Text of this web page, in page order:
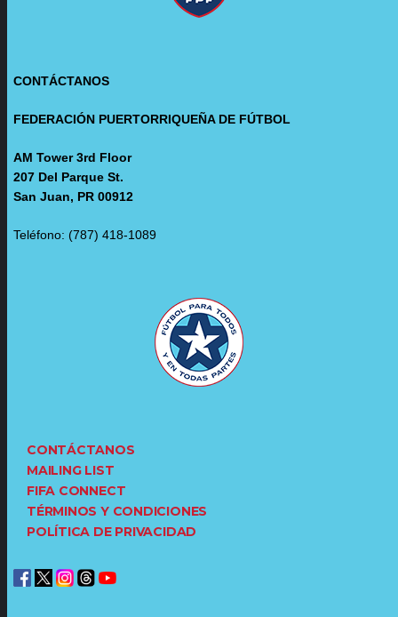
CONTÁCTANOS
FEDERACIÓN PUERTORRIQUEÑA DE FÚTBOL
AM Tower 3rd Floor
207 Del Parque St.
San Juan, PR 00912
Teléfono: (787) 418-1089
CONTÁCTANOS
MAILING LIST
FIFA CONNECT
TÉRMINOS Y CONDICIONES
POLÍTICA DE PRIVACIDAD